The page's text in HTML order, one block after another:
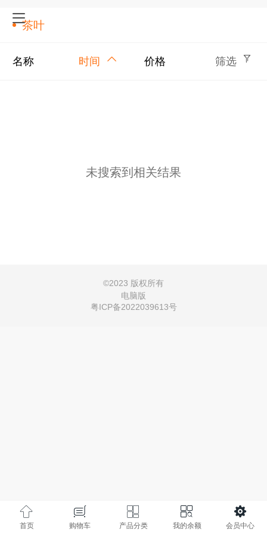
茶叶
名称 时间 价格 筛选
未搜索到相关结果
©2023 版权所有
电脑版
粤ICP备2022039613号
首页 购物车 产品分类 我的余额 会员中心